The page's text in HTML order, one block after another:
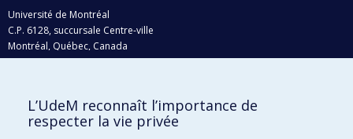
Université de Montréal
C.P. 6128, succursale Centre-ville
Montréal, Québec, Canada
H3C 3J7
Qui fait quoi?
L’UdeM reconnaît l’importance de
respecter la vie privée